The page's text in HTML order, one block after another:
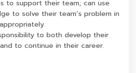
to support their team; can use
to solve their team’s problem in
to both develop their
to continue in their career.